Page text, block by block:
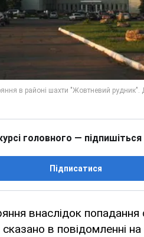
головного —
Підписатися
внаслідок попадання
в повідомленні на